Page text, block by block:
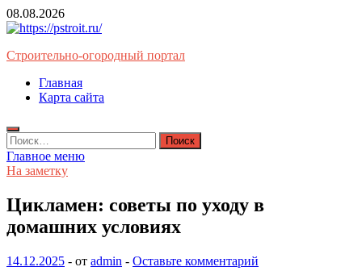
Перейти
к
08.08.2026
Строительно-огородный портал
Главная
Карта сайта
Найти:
Главное меню
На заметку
Цикламен: советы по уходу в
домашних условиях
14.12.2025 - от admin - Оставьте комментарий